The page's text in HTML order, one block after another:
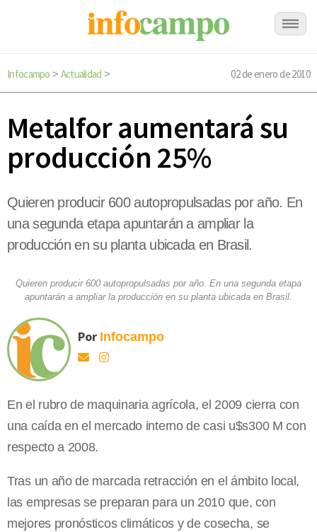
Infocampo > Actualidad > 02 de enero de 2010
Metalfor aumentará su
producción 25%
Quieren producir 600 autopropulsadas por año. En
una segunda etapa apuntarán a ampliar la
producción en su planta ubicada en Brasil.
Quieren producir 600 autopropulsadas por año. En una segunda etapa
apuntarán a ampliar la producción en su planta ubicada en Brasil.
Por Infocampo
En el rubro de maquinaria agrícola, el 2009 cierra con
una caída en el mercado interno de casi u$s300 M con
respecto a 2008.
Tras un año de marcada retracción en el ámbito local,
las empresas se preparan para un 2010 que, con
mejores pronósticos climáticos y de cosecha, se